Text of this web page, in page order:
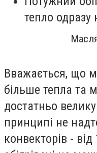
тепло
Вважається, що
більше тепла та
достатньо
принципі не
конвекторів -